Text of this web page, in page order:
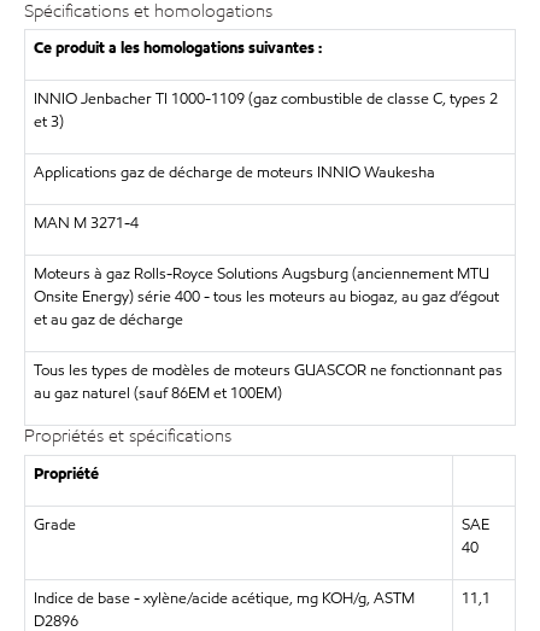
Spécifications et homologations
Ce produit a les homologations suivantes :
INNIO Jenbacher TI 1000-1109 (gaz combustible de classe C, types 2
et 3)
Applications gaz de décharge de moteurs INNIO Waukesha
MAN M 3271-4
Moteurs à gaz Rolls-Royce Solutions Augsburg (anciennement MTU
Onsite Energy) série 400 - tous les moteurs au biogaz, au gaz d’égout
et au gaz de décharge
Tous les types de modèles de moteurs GUASCOR ne fonctionnant pas
au gaz naturel (sauf 86EM et 100EM)
Propriétés et spécifications
Propriété
Grade
SAE
40
Indice de base - xylène/acide acétique, mg KOH/g, ASTM
D2896
11,1